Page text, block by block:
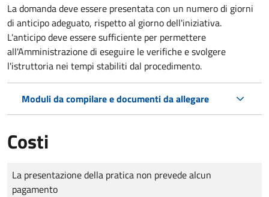
La domanda deve essere presentatacon un numero di giorni
di anticipo adeguato, rispetto al giorno dell'iniziativa.
L'anticipo deve essere sufficiente per permettere
all'Amministrazione di eseguire le verifiche e svolgere
l'istruttoria nei tempi stabiliti dal procedimento.
Moduli da compilare e documenti da allegare
Costi
Tipo di pagamento
Importo
La presentazione della pratica non prevede alcun
pagamento